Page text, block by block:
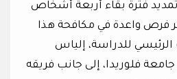
فترة بقاء أربعة أشخاص
فرص واعدة في مكافحة هذا
للدراسة، إلياس
جامعة فلوريدا، إلى جانب فريقه